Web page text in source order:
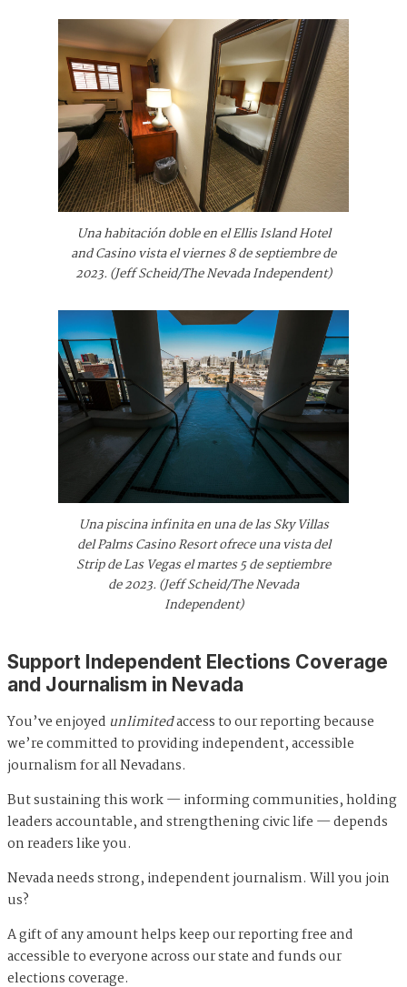
Una habitación doble en el Ellis Island Hotel
and Casino vista el viernes 8 de septiembre de
2023. (Jeff Scheid/The Nevada Independent)
Una piscina infinita en una de las Sky Villas
del Palms Casino Resort ofrece una vista del
Strip de Las Vegas el martes 5 de septiembre
de 2023. (Jeff Scheid/The Nevada
Independent)
Support Independent Elections Coverage
and Journalism in Nevada
You’ve enjoyed unlimitedaccess to our reporting because
we’re committed to providing independent, accessible
journalism for all Nevadans.
But sustaining this work — informing communities, holding
leaders accountable, and strengthening civic life — depends
on readers like you.
Nevada needs strong, independent journalism. Will you join
us?
A gift of any amount helps keep our reporting free and
accessible to everyone across our state and funds our
elections coverage.